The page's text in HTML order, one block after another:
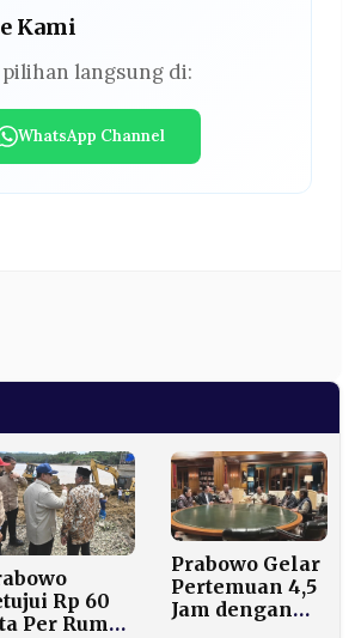
Kami
langsung di:
WhatsApp Channel
Rp 60
Per Rumah
Prabowo Gelar
Pertemuan 4,5
Jam dengan